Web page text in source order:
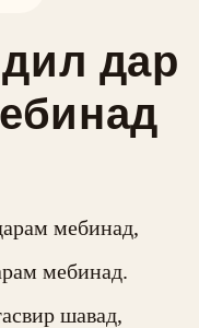
дар
мебинад,
мебинад.
шавад,